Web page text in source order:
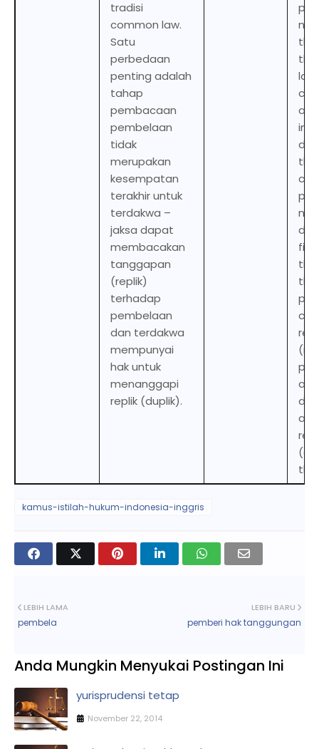
tradisi
common law.
Satu
perbedaan
penting adalah
tahap
pembacaan
pembelaan
tidak
merupakan
kesempatan
terakhir untuk
terdakwa –
jaksa dapat
membacakan
tanggapan
(replik)
terhadap
pembelaan
dan terdakwa
mempunyai
hak untuk
menanggapi
replik (duplik).
not
the
the
the
a
this.
kamus-istilah-hukum-indonesia-inggris
LEBIH BARU
pemberi hak tanggungan
LEBIH LAMA
pembela
Anda Mungkin Menyukai Postingan Ini
yurisprudensi tetap
November 22, 2014